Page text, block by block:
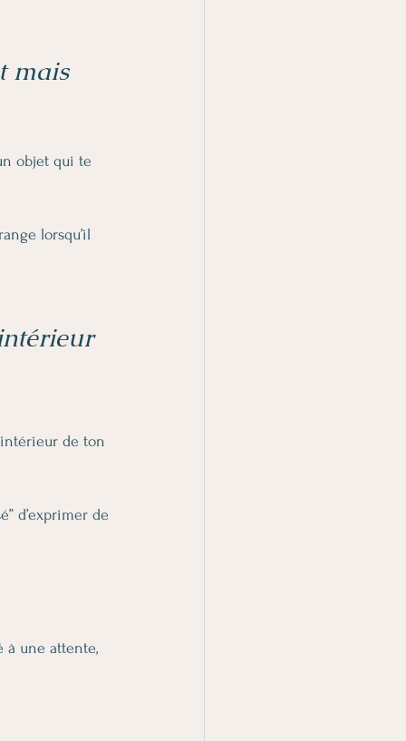
mais
objet qui te
lorsqu’il
de ton
d’exprimer de
à une attente,